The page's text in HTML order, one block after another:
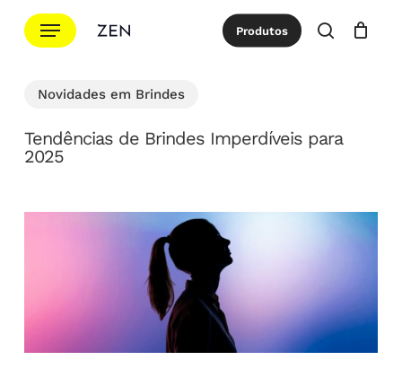
para
conteúdo
Menu Produtos
procurar
Cotação Close
Novidades em Brindes
Tendências de Brindes Imperdíveis para
2025